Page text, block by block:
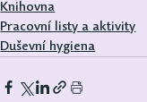
Knihovna
Pracovní listy a aktivity
Duševní hygiena